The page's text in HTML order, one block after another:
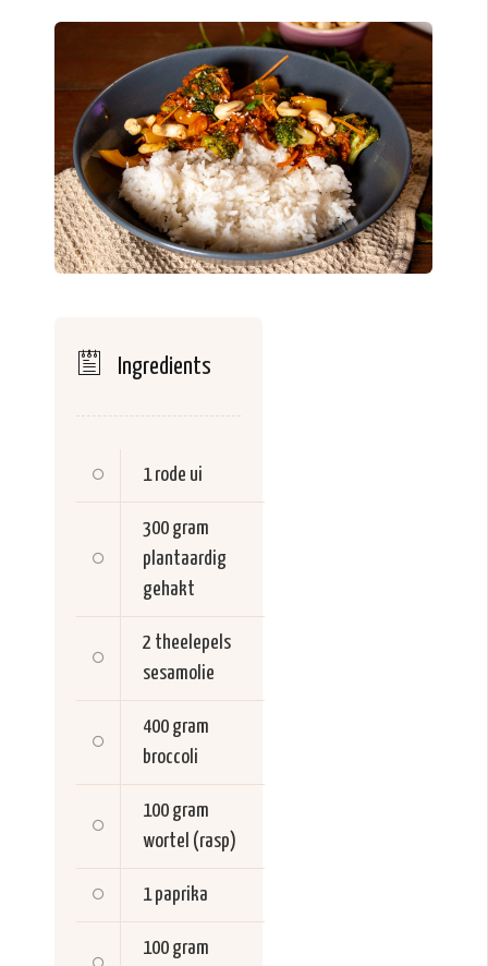
Ingredients
1 rode ui
300 gram
plantaardig
gehakt
2 theelepels
sesamolie
400 gram
broccoli
100 gram
wortel (rasp)
1 paprika
100 gram